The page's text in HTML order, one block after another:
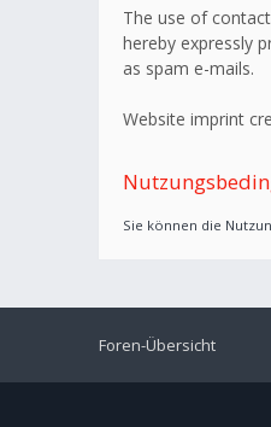
The use of
hereby expressly
as spam e-mails.
Website imprint
Sie können die
Foren-Übersicht